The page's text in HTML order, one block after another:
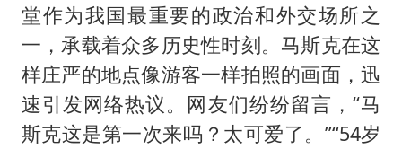
堂作为我国最重要的政治和外交场所之
一，承载着众多历史性时刻。马斯克在这
样庄严的地点像游客一样拍照的画面，迅
速引发网络热议。网友们纷纷留言，“马
斯克这是第一次来吗？太可爱了。”“54岁